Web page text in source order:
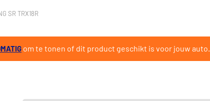
SR TRX18R
om te tonen of dit product geschikt is voor jouw auto.